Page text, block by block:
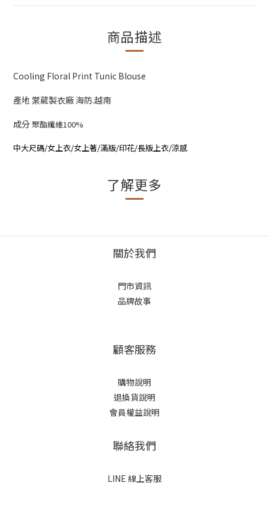
商品描述
Cooling Floral Print Tunic Blouse
產地 棠葳製衣廠 海防.越南
成分聚酯纖維100%
中大尺碼/女上衣/女上著/滿版/印花/長版上衣/涼感
了解更多
關於我們
門市資訊
品牌故事
顧客服務
購物說明
退換貨說明
會員權益說明
聯絡我們
LINE 線上客服